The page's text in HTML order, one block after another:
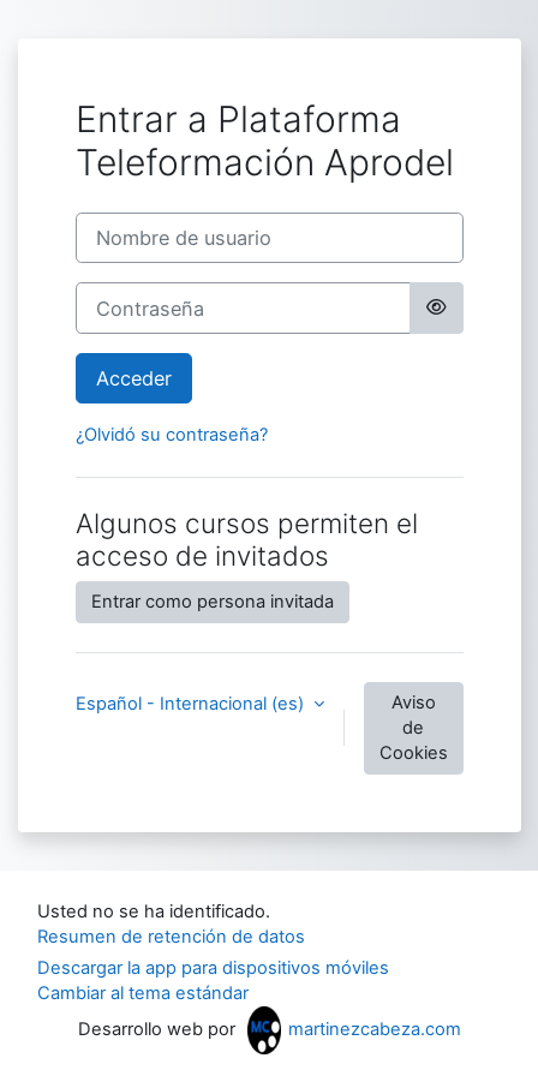
Entrar a Plataforma
Teleformación Aprodel
Nombre de usuario
Contraseña
Acceder
¿Olvidó su contraseña?
Algunos cursos permiten el
acceso de invitados
Entrar como persona invitada
Español - Internacional ‎(es)‎
Aviso
de
Cookies
Usted no se ha identificado.
Resumen de retención de datos
Descargar la app para dispositivos móviles
Cambiar al tema estándar
Desarrollo web por
martinezcabeza.com